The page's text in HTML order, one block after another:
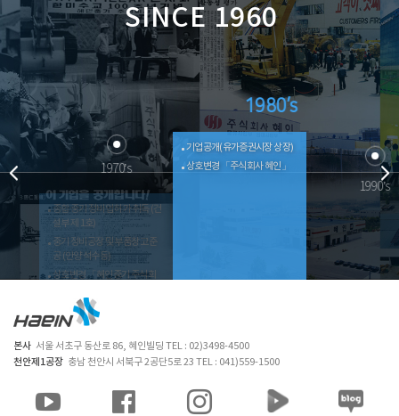
SINCE 1960
1970’s
종합 중기 정비업 허가 취득 (건
설부 제 1호)
중기 정비공장 및 부품창고 준
공 (안양 석수동)
1980’s
기업공개(유가증권시장 상장)
상호변경 「주식회사 혜인」
천안정비공장 준공
경영이념 제정
평택사업본부 사옥 및 물류센
터 준공
본사 서울 서초구 동산로 86, 혜인빌딩 TEL : 02)3498-4500
천안제1공장 충남 천안시 서북구 2공단5로 23 TEL : 041)559-1500